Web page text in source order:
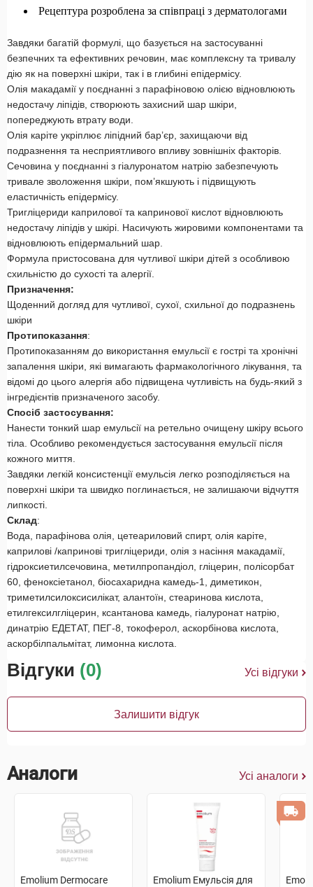
Рецептура розроблена за співпраці з дерматологами
Завдяки багатій формулі, що базується на застосуванні
безпечних та ефективних речовин, має комплексну та тривалу
дію як на поверхні шкіри, так і в глибині епідермісу.
Олія макадамії у поєднанні з парафіновою олією відновлюють
недостачу ліпідів, створюють захисний шар шкіри,
попереджують втрату води.
Олія каріте укріплює ліпідний бар’єр, захищаючи від
подразнення та несприятливого впливу зовнішніх факторів.
Сечовина у поєднанні з гіалуронатом натрію забезпечують
тривале зволоження шкіри, пом’якшують і підвищують
еластичність епідермісу.
Тригліцериди каприлової та капринової кислот відновлюють
недостачу ліпідів у шкірі. Насичують жировими компонентами та
відновлюють епідермальний шар.
Формула пристосована для чутливої шкіри дітей з особливою
схильністю до сухості та алергії.
Призначення:
Щоденний догляд для чутливої, сухої, схильної до подразнень
шкіри
Протипоказання:
Протипоказанням до використання емульсії є гострі та хронічні
запалення шкіри, які вимагають фармакологічного лікування, та
відомі до цього алергія або підвищена чутливість на будь-який з
інгредієнтів призначеного засобу.
Спосіб застосування:
Нанести тонкий шар емульсії на ретельно очищену шкіру всього
тіла. Особливо рекомендується застосування емульсії після
кожного миття.
Завдяки легкій консистенції емульсія легко розподіляється на
поверхні шкіри та швидко поглинається, не залишаючи відчуття
липкості.
Склад:
Вода, парафінова олія, цетеариловий спирт, олія каріте,
каприлові /капринові тригліцериди, олія з насіння макадамії,
гідроксиетилсечовина, метилпропандіол, гліцерин, полісорбат
60, феноксіетанол, біосахаридна камедь-1, диметикон,
триметилсилоксисилікат, алантоїн, стеаринова кислота,
етилгексилгліцерин, ксантанова камедь, гіалуронат натрію,
динатрію ЕДЕТАТ, ПЕГ-8, токоферол, аскорбінова кислота,
аскорбілпальмітат, лимонна кислота.
Відгуки (0) Усі відгуки
Залишити відгук
Аналоги Усі аналоги
Emolium Dermocare
Emolium Емульсія для